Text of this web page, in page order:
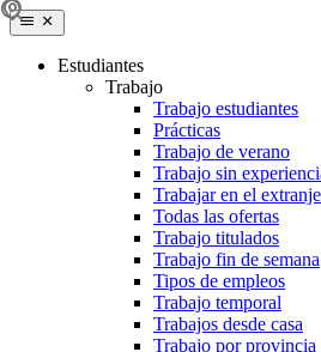
Estudiantes
Trabajo
Trabajo estudiantes
Prácticas
Trabajo de verano
Trabajo sin
Trabajar en el
Todas las ofertas
Trabajo titulados
Trabajo fin de semana
Tipos de empleos
Trabajo temporal
Trabajos desde casa
Trabajo por provincia